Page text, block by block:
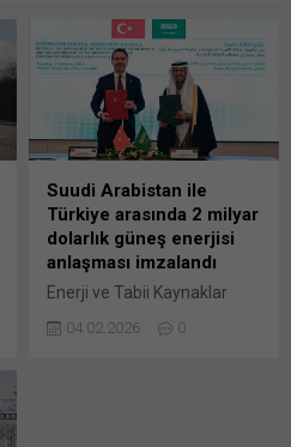
Suudi Arabistan ile
Türkiye arasında 2 milyar
dolarlık güneş enerjisi
anlaşması imzalandı
Enerji ve Tabii Kaynaklar
Suudi Arabistan ile Türkiye
04.02.2026 0